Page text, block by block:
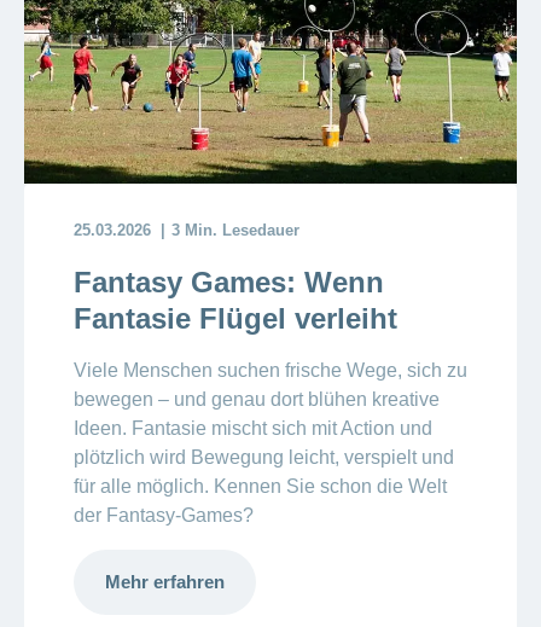
25.03.2026 3 Min. Lesedauer
Fantasy Games: Wenn
Fantasie Flügel verleiht
Viele Menschen suchen frische Wege, sich zu
bewegen – und genau dort blühen kreative
Ideen. Fantasie mischt sich mit Action und
plötzlich wird Bewegung leicht, verspielt und
für alle möglich. Kennen Sie schon die Welt
der Fantasy-Games?
Mehr erfahren